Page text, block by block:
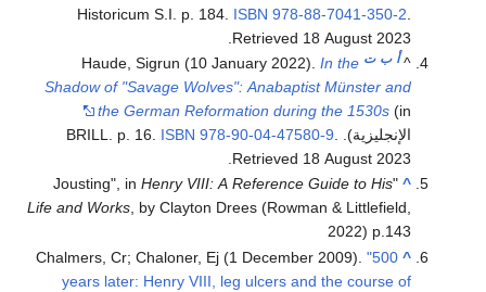
Historicum S.I. p. 184. ISBN 978-88-7041-350-2
Retrieved 18 August 2023
^أ ب ت Haude, Sigrun (10 January 2022).In the
Shadow of "Savage Wolves": Anabaptist Münster and
the German Reformation during the 1530s (in
الإنجليزية). BRILL. p. 16.
ISBN 978-90-04-47580-9
Retrieved 18 August 2023
^
"Jousting", in
Henry VIII: A Reference Guide to His
Life and Works, by Clayton Drees (Rowman & Littlefield,
2022) p.143
^
Chalmers, Cr; Chaloner, Ej (1 December 2009)."500
years later: Henry VIII, leg ulcers and the course of